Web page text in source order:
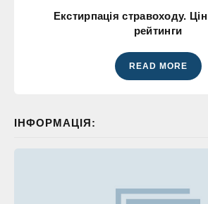
Екстирпація стравоходу.
рейтинги
READ MORE
ІНФОРМАЦІЯ: